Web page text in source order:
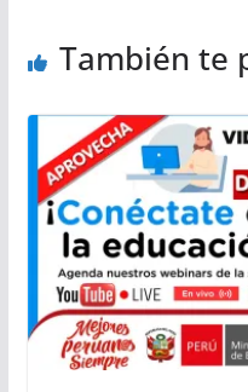
También te